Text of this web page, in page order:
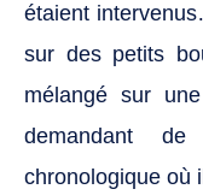
étaient
sur des petits
mélangé sur
demandant
chronologique où